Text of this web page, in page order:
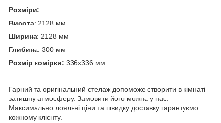
Розміри:
Висота: 2128 мм
Ширина: 2128 мм
Глибина: 300 мм
Розмір комірки: 336х336 мм
Гарний та оригінальний стелаж допоможе створити в кімнаті
затишну атмосферу. Замовити його можна у нас.
Максимально лояльні ціни та швидку доставку гарантуємо
кожному клієнту.